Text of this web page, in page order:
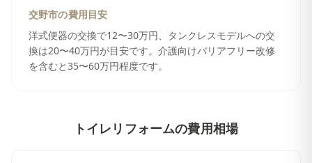
交野市の費用目安
洋式便器の交換で12〜30万円、タンクレスモデルへの交
換は20〜40万円が目安です。介護向けバリアフリー改修
を含むと35〜60万円程度です。
トイレリフォームの費用相場